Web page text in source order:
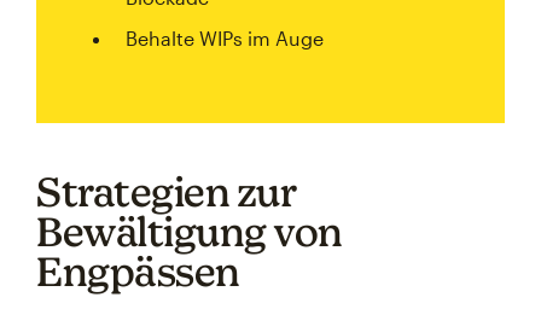
Behalte WIPs im Auge
Strategien zur
Bewältigung von
Engpässen